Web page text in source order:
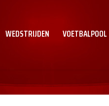
WEDSTRIJDEN VOETBALPOOL